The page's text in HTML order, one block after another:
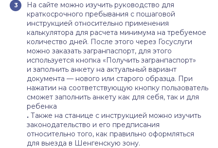
На сайте можно изучить руководство для
краткосрочного пребывания с пошаговой
инструкцией относительно применения
калькулятора для расчета минимума на требуемое
количество дней. После этого через Госуслуги
можно заказать загранпаспорт, для этого
используется кнопка «Получить загранпаспорт»
и заполнить анкету на актуальный вариант
документа — нового или старого образца. При
нажатии на соответствующую кнопку пользователь
сможет заполнить анкету как для себя, так и для
ребенка
. Также на станице с инструкцией можно изучить
законодательство и его предписания
относительно того, как правильно оформляться
для выезда в Шенгенскую зону.